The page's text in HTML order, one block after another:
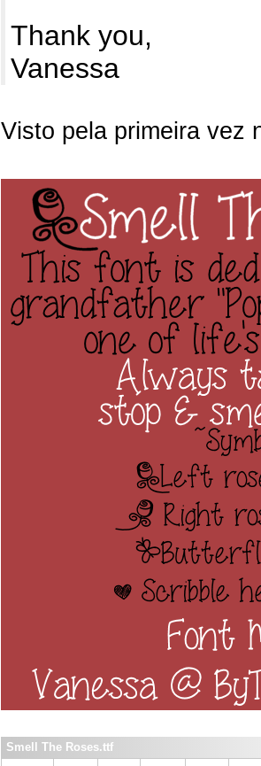
Thank you,
Vanessa
Visto pela primeira vez
Smell The Roses.ttf